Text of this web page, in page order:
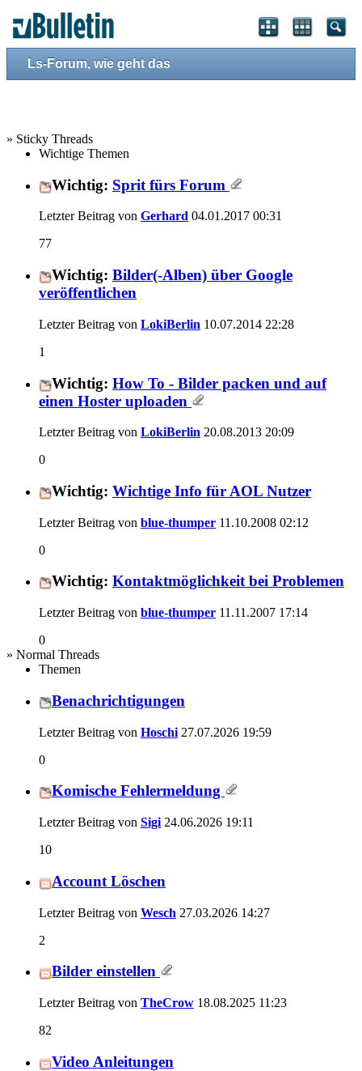
Ls-Forum, wie geht das
» Sticky Threads
Wichtige Themen
Wichtig: Sprit fürs Forum
Letzter Beitrag von Gerhard 04.01.2017 00:31
77
Wichtig: Bilder(-Alben) über Google
veröffentlichen
Letzter Beitrag von LokiBerlin 10.07.2014 22:28
1
Wichtig: How To - Bilder packen und auf
einen Hoster uploaden
Letzter Beitrag von LokiBerlin 20.08.2013 20:09
0
Wichtig: Wichtige Info für AOL Nutzer
Letzter Beitrag von blue-thumper 11.10.2008 02:12
0
Wichtig: Kontaktmöglichkeit bei Problemen
Letzter Beitrag von blue-thumper 11.11.2007 17:14
0
» Normal Threads
Themen
Benachrichtigungen
Letzter Beitrag von Hoschi 27.07.2026 19:59
0
Komische Fehlermeldung
Letzter Beitrag von Sigi 24.06.2026 19:11
10
Account Löschen
Letzter Beitrag von Wesch 27.03.2026 14:27
2
Bilder einstellen
Letzter Beitrag von TheCrow 18.08.2025 11:23
82
Video Anleitungen